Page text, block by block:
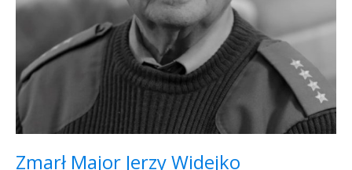
Zmarł Major Jerzy Widejko